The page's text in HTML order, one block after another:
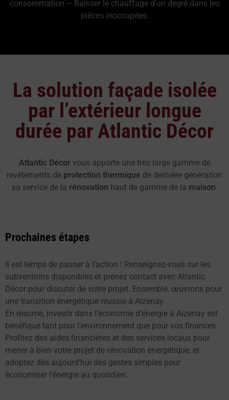
consommation – Baisser le chauffage d’un degré dans les
pièces inoccupées.
La solution façade isolée
par l’extérieur longue
durée par Atlantic Décor
Atlantic Décorvous apporte une très large gamme de
revêtements de protection thermique de dernière génération
au service de la rénovation haut de gamme de la maison.
Prochaines étapes
Il est temps de passer à l’action ! Renseignez-vous sur les
subventions disponibles et prenez contact avec Atlantic
Décor pour discuter de votre projet. Ensemble, œuvrons pour
une transition énergétique réussie à Aizenay.
En résumé, investir dans l’économie d’énergie à Aizenay est
bénéfique tant pour l’environnement que pour vos finances.
Profitez des aides financières et des services locaux pour
mener à bien votre projet de rénovation énergétique, et
adoptez dès aujourd’hui des gestes simples pour
économiser l’énergie au quotidien.